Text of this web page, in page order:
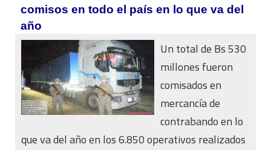
comisos en todo el país en lo que va del
año
Un total de Bs 530
millones fueron
comisados en
mercancía de
contrabando en lo
que va del año en los 6.850 operativos realizados